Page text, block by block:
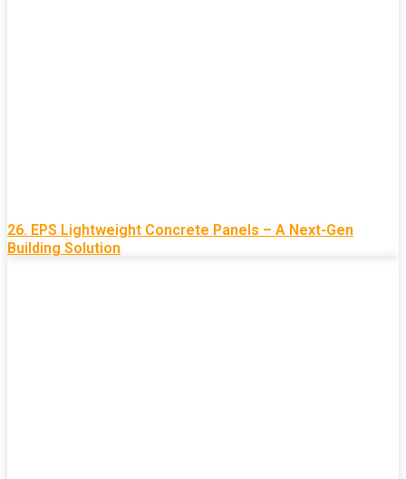
26. EPS Lightweight Concrete Panels – A Next-Gen
Building Solution